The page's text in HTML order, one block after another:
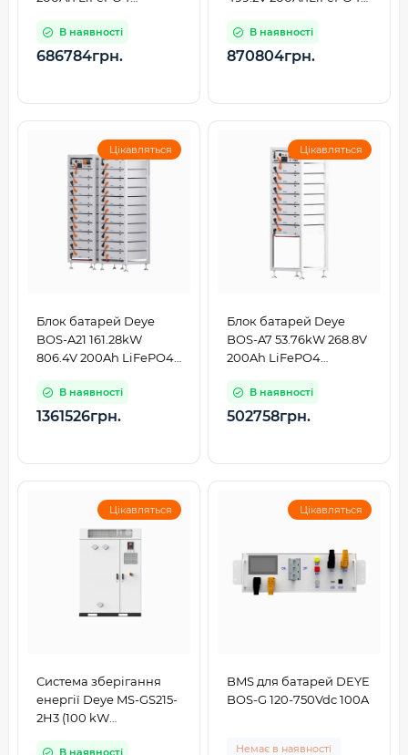
В наявності
686784грн.
В наявності
870804грн.
Цікавляться
Блок батарей Deye
BOS-A21 161.28kW
806.4V 200Ah LiFePO4
В наявності
1361526грн.
Цікавляться
Блок батарей Deye
BOS-A7 53.76kW 268.8V
200Ah LiFePO4
В наявності
502758грн.
Цікавляться
Система зберігання
енергії Deye MS-GS215-
2H3 (100 kW
В наявності
Цікавляться
BMS для батарей DEYE
BOS-G 120-750Vdc 100A
Немає в наявності